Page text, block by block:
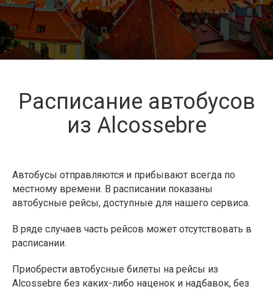
Расписание автобусов
из Alcossebre
Автобусы отправляются и прибывают всегда по
местному времени. В расписании показаны
автобусные рейсы, доступные для нашего сервиса.
В ряде случаев часть рейсов может отсутствовать в
расписании.
Приобрести автобусные билеты на рейсы из
Alcossebre без каких-либо наценок и надбавок, без